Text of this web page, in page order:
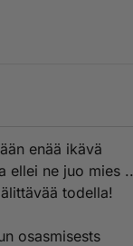
enää ikävä
ellei ne juo mies ..
todella!
osasmisests